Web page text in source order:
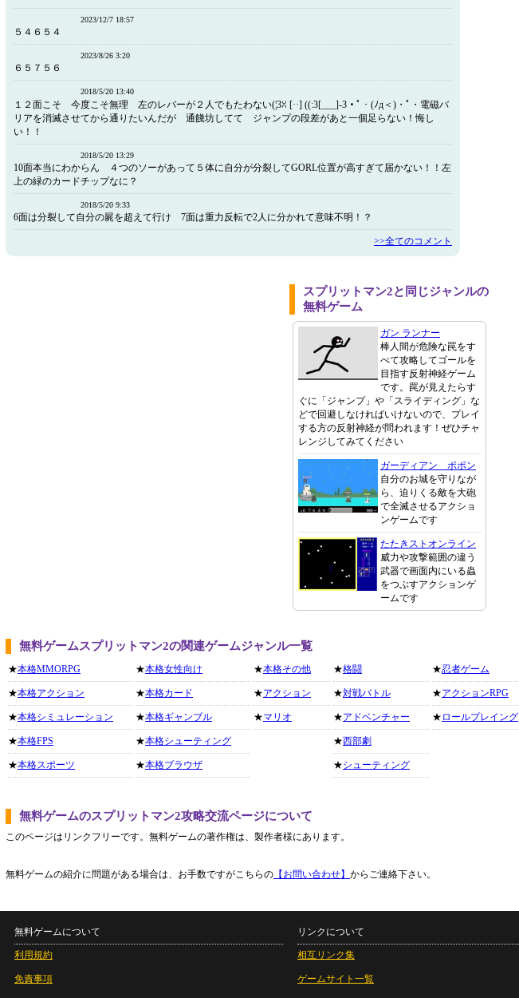
2023/12/7 18:57
５４６５４
2023/8/26 3:20
６５７５６
2018/5/20 13:40
１２面こそ 今度こそ無理 左のレバーが２人でもたわない(¦3ꇤ [··] ((:3[___]-3・ﾟ・(ﾉд＜)・ﾟ・電磁バ
リアを消滅させてから通りたいんだが 通餞坊してて ジャンプの段差があと一個足らない！悔し
い！！
2018/5/20 13:29
10面本当にわからん ４つのソーがあって５体に自分が分裂してGORL位置が高すぎて届かない！！左
上の緑のカードチップなに？
2018/5/20 9:33
6面は分裂して自分の屍を超えて行け 7面は重力反転で2人に分かれて意味不明！？
>>全てのコメント
スプリットマン2と同じジャンルの
無料ゲーム
ガン ランナー
棒人間が危険な罠をす
べて攻略してゴールを
目指す反射神経ゲーム
です。罠が見えたらす
ぐに「ジャンプ」や「スライディング」な
どで回避しなければいけないので、プレイ
する方の反射神経が問われます！ぜひチャ
レンジしてみてください
ガーディアン ポポン
自分のお城を守りなが
ら、迫りくる敵を大砲
で全滅させるアクショ
ンゲームです
たたきストオンライン
威力や攻撃範囲の違う
武器で画面内にいる蟲
をつぶすアクションゲ
ームです
無料ゲームスプリットマン2の関連ゲームジャンル一覧
★本格MMORPG
★本格アクション
★本格シミュレーション
★本格FPS
★本格スポーツ
★本格女性向け
★本格カード
★本格ギャンブル
★本格シューティング
★本格ブラウザ
★本格その他
★アクション
★マリオ
★格闘
★対戦バトル
★アドベンチャー
★西部劇
★シューティング
★忍者ゲーム
★アクションRPG
★ ロールプレイング
無料ゲームのスプリットマン2攻略交流ページについて
このページはリンクフリーです。無料ゲームの著作権は、製作者様にあります。
無料ゲームの紹介に問題がある場合は、お手数ですがこちらの 【お問い合わせ】 からご連絡下さい。
無料ゲームについて
利用規約
免責事項
リンクについて
相互リンク集
ゲームサイト一覧